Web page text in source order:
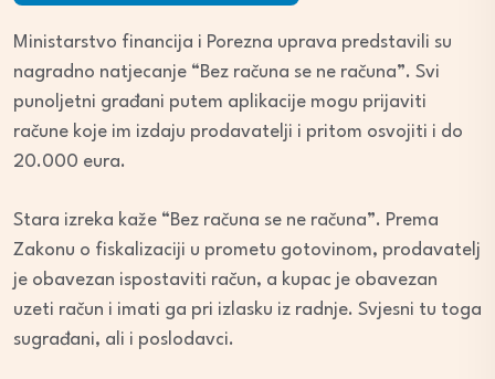
Ministarstvo financija i Porezna uprava predstavili su
nagradno natjecanje “Bez računa se ne računa”. Svi
punoljetni građani putem aplikacije mogu prijaviti
račune koje im izdaju prodavatelji i pritom osvojiti i do
20.000 eura.
Stara izreka kaže “Bez računa se ne računa”. Prema
Zakonu o fiskalizaciji u prometu gotovinom, prodavatelj
je obavezan ispostaviti račun, a kupac je obavezan
uzeti račun i imati ga pri izlasku iz radnje. Svjesni tu toga
sugrađani, ali i poslodavci.